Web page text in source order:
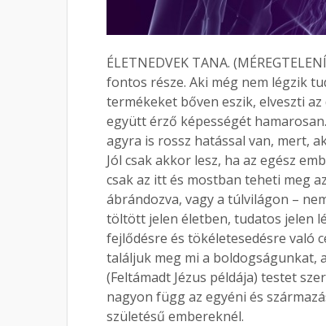
ÉLETNEDVEK TANA.
fontos része. Aki még nem légzik
termékeket bőven eszik, elveszti
együtt érző képességét
agyra is rossz hatással van, mert,
Jól csak akkor lesz, ha az egész
csak az itt és mostban teheti meg
ábrándozva, vagy a túlvilágon –
töltött jelen életben, tudatos jelen
fejlődésre és tökéletesedésre való
találjuk meg mi a boldogságunkat,
(Feltámadt Jézus példája) testet
nagyon függ az egyéni és
születésű embereknél.